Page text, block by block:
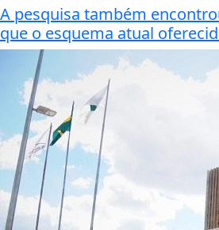
A pesquisa também
que o esquema atual